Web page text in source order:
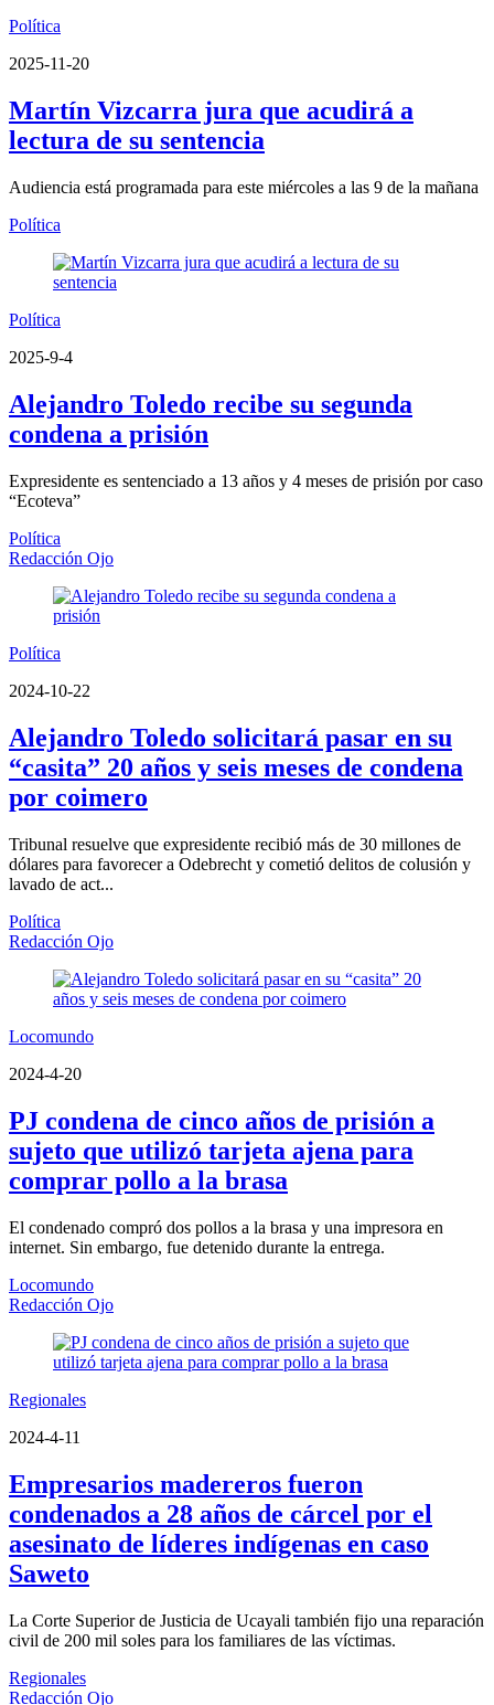
Política
2025-11-20
Martín Vizcarra jura que acudirá a
lectura de su sentencia
Audiencia está programada para este miércoles a las 9 de la mañana
Política
Política
2025-9-4
Alejandro Toledo recibe su segunda
condena a prisión
Expresidente es sentenciado a 13 años y 4 meses de prisión por caso
“Ecoteva”
Política
Redacción Ojo
Política
2024-10-22
Alejandro Toledo solicitará pasar en su
“casita” 20 años y seis meses de condena
por coimero
Tribunal resuelve que expresidente recibió más de 30 millones de
dólares para favorecer a Odebrecht y cometió delitos de colusión y
lavado de act...
Política
Redacción Ojo
Locomundo
2024-4-20
PJ condena de cinco años de prisión a
sujeto que utilizó tarjeta ajena para
comprar pollo a la brasa
El condenado compró dos pollos a la brasa y una impresora en
internet. Sin embargo, fue detenido durante la entrega.
Locomundo
Redacción Ojo
Regionales
2024-4-11
Empresarios madereros fueron
condenados a 28 años de cárcel por el
asesinato de líderes indígenas en caso
Saweto
La Corte Superior de Justicia de Ucayali también fijo una reparación
civil de 200 mil soles para los familiares de las víctimas.
Regionales
Redacción Ojo